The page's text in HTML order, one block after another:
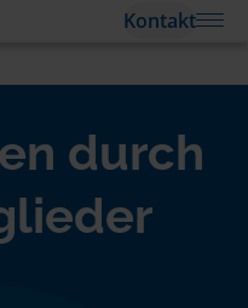
Kontakt
durch